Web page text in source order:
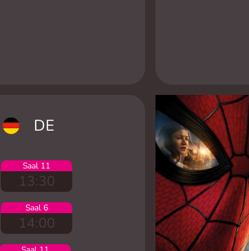
DE
Saal 11
13:30
Saal 6
14:00